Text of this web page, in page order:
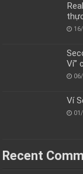
Ví”
Ví
Recent